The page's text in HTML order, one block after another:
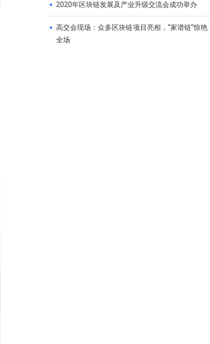
2020年区块链发展及产业升级交流会成功举办
高交会现场：众多区块链项目亮相，“家谱链”惊艳
全场